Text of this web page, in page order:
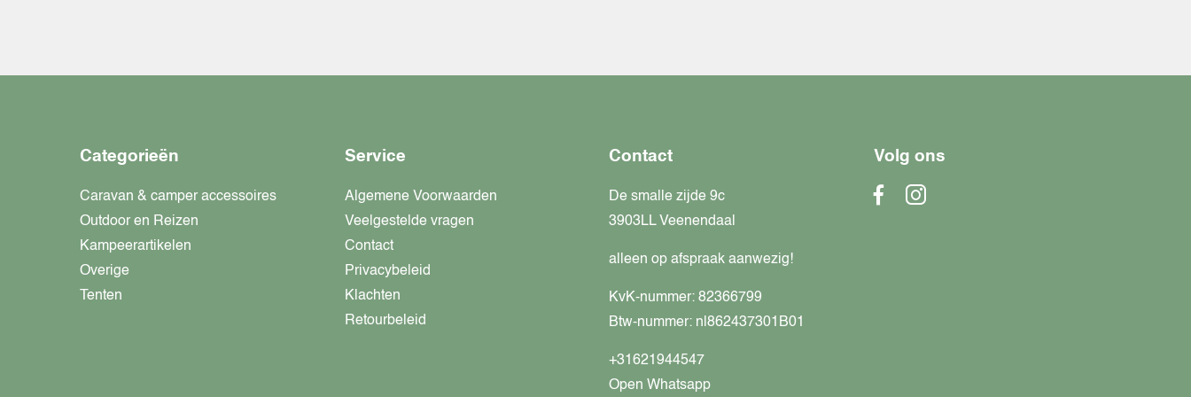
Categorieën
Caravan & camper accessoires
Outdoor en Reizen
Kampeerartikelen
Overige
Tenten
Service
Algemene Voorwaarden
Veelgestelde vragen
Contact
Privacybeleid
Klachten
Retourbeleid
Contact
De smalle zijde 9c
3903LL Veenendaal
alleen op afspraak aanwezig!
KvK-nummer: 82366799
Btw-nummer: nl862437301B01
+31621944547
Open Whatsapp
Volg ons